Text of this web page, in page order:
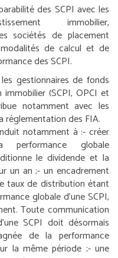
des SCPI avec les
immobilier,
sociétés de placement
de calcul et de
des SCPI.
gestionnaires de fonds
(SCPI, OPCI et
notamment avec les
réglementation des FIA.
notamment à :- créer
globale
le dividende et la
un an ;- un encadrement
taux de distribution étant
globale d’une SCPI,
Toute communication
SCPI doit désormais
de la performance
la même période ;- une